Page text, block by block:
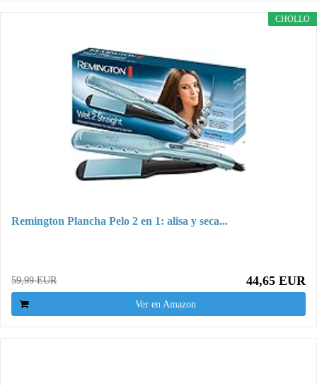
CHOLLO
Remington Plancha Pelo 2 en 1: alisa y seca...
59,99 EUR 44,65 EUR
Ver en Amazon